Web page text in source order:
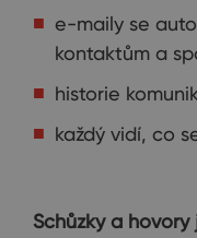
e-maily se
kontaktům a
historie
každý vidí, co
Schůzky a